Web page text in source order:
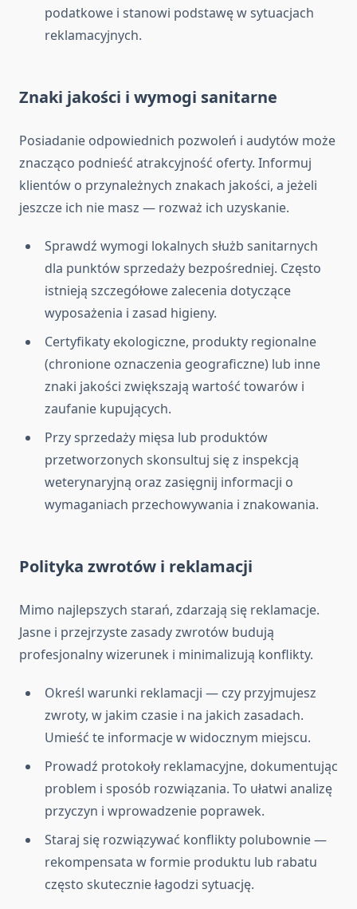
podatkowe i stanowi podstawę w sytuacjach
reklamacyjnych.
Znaki jakości i wymogi sanitarne
Posiadanie odpowiednich pozwoleń i audytów może
znacząco podnieść atrakcyjność oferty. Informuj
klientów o przynależnych znakach jakości, a jeżeli
jeszcze ich nie masz — rozważ ich uzyskanie.
Sprawdź wymogi lokalnych służb sanitarnych
dla punktów sprzedaży bezpośredniej. Często
istnieją szczegółowe zalecenia dotyczące
wyposażenia i zasad higieny.
Certyfikaty ekologiczne, produkty regionalne
(chronione oznaczenia geograficzne) lub inne
znaki jakości zwiększają wartość towarów i
zaufanie kupujących.
Przy sprzedaży mięsa lub produktów
przetworzonych skonsultuj się z inspekcją
weterynaryjną oraz zasięgnij informacji o
wymaganiach przechowywania i znakowania.
Polityka zwrotów i reklamacji
Mimo najlepszych starań, zdarzają się reklamacje.
Jasne i przejrzyste zasady zwrotów budują
profesjonalny wizerunek i minimalizują konflikty.
Określ warunki reklamacji — czy przyjmujesz
zwroty, w jakim czasie i na jakich zasadach.
Umieść te informacje w widocznym miejscu.
Prowadź protokoły reklamacyjne, dokumentując
problem i sposób rozwiązania. To ułatwi analizę
przyczyn i wprowadzenie poprawek.
Staraj się rozwiązywać konflikty polubownie —
rekompensata w formie produktu lub rabatu
często skutecznie łagodzi sytuację.